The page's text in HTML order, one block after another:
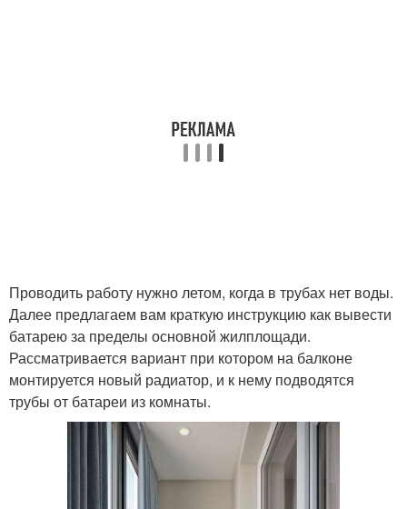
Проводить работу нужно летом, когда в трубах нет воды.
Далее предлагаем вам краткую инструкцию как вывести
батарею за пределы основной жилплощади.
Рассматривается вариант при котором на балконе
монтируется новый радиатор, и к нему подводятся
трубы от батареи из комнаты.